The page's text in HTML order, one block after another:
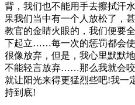
背，我们也不能用手去擦拭汗
果我们当中有一个人放松了，
教官的金睛火眼的，我们便要
下起立……每一次的惩罚都会
很像放弃，但是，我心里默默
不能轻言放弃……那么我就会
就让阳光来得更猛烈些吧!我一
持到底!